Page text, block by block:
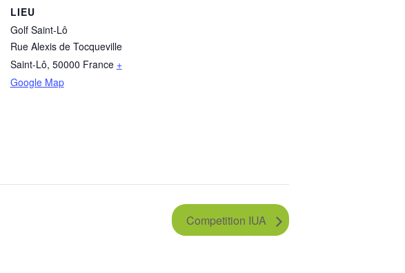
LIEU
Golf Saint-Lô
Rue Alexis de Tocqueville
Saint-Lô, 50000 France +
Google Map
Competition IUA